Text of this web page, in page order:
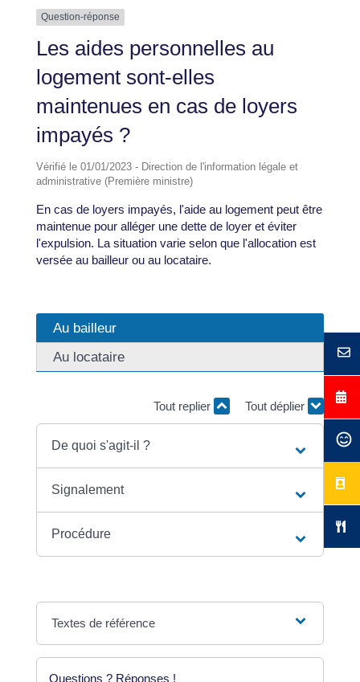
Question-réponse
Les aides personnelles au
logement sont-elles
maintenues en cas de loyers
impayés ?
Vérifié le 01/01/2023 - Direction de l'information légale et
administrative (Première ministre)
En cas de loyers impayés, l'aide au logement peut être
maintenue pour alléger une dette de loyer et éviter
l'expulsion. La situation varie selon que l'allocation est
versée au bailleur ou au locataire.
Au bailleur
Au locataire
Tout replier Tout déplier
De quoi s'agit-il ?
Signalement
Procédure
Textes de référence
Questions ? Réponses !